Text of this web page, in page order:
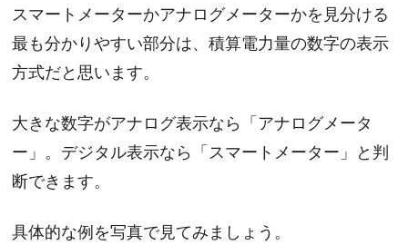
スマートメーターかアナログメーターかを見分ける
最も分かりやすい部分は、積算電力量の数字の表示
方式だと思います。
大きな数字がアナログ表示なら「アナログメータ
ー」。デジタル表示なら「スマートメーター」と判
断できます。
具体的な例を写真で見てみましょう。